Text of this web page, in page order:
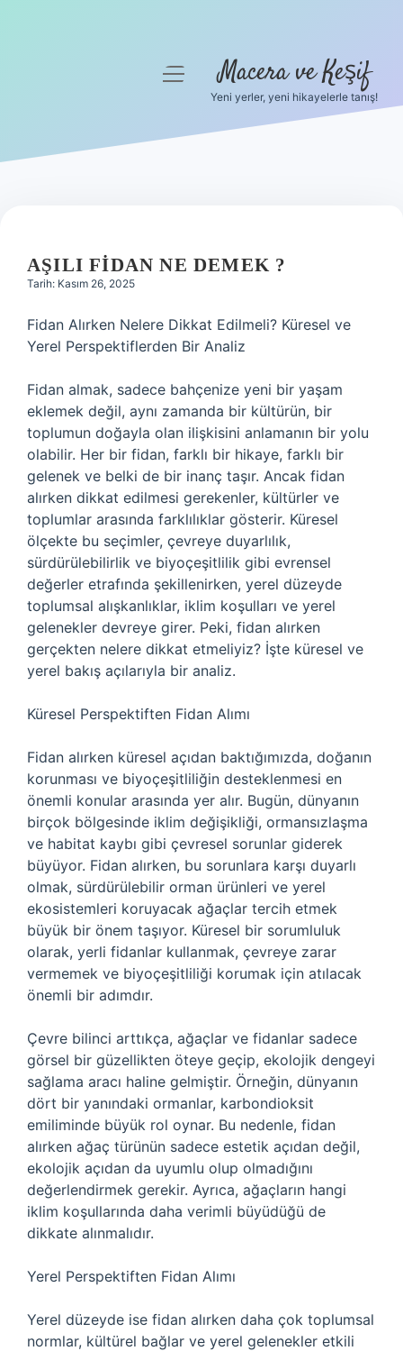
Hakkımızda
menüyüMacera ve Keşif
Yeni yerler, yeni hikayelerle tanış!
AŞILI FIDAN NE DEMEK ?
Tarih: Kasım 26, 2025
Fidan Alırken Nelere Dikkat Edilmeli? Küresel ve
Yerel Perspektiflerden Bir Analiz
Fidan almak, sadece bahçenize yeni bir yaşam
eklemek değil, aynı zamanda bir kültürün, bir
toplumun doğayla olan ilişkisini anlamanın bir yolu
olabilir. Her bir fidan, farklı bir hikaye, farklı bir
gelenek ve belki de bir inanç taşır. Ancak fidan
alırken dikkat edilmesi gerekenler, kültürler ve
toplumlar arasında farklılıklar gösterir. Küresel
ölçekte bu seçimler, çevreye duyarlılık,
sürdürülebilirlik ve biyoçeşitlilik gibi evrensel
değerler etrafında şekillenirken, yerel düzeyde
toplumsal alışkanlıklar, iklim koşulları ve yerel
gelenekler devreye girer. Peki, fidan alırken
gerçekten nelere dikkat etmeliyiz? İşte küresel ve
yerel bakış açılarıyla bir analiz.
Küresel Perspektiften Fidan Alımı
Fidan alırken küresel açıdan baktığımızda, doğanın
korunması ve biyoçeşitliliğin desteklenmesi en
önemli konular arasında yer alır. Bugün, dünyanın
birçok bölgesinde iklim değişikliği, ormansızlaşma
ve habitat kaybı gibi çevresel sorunlar giderek
büyüyor. Fidan alırken, bu sorunlara karşı duyarlı
olmak, sürdürülebilir orman ürünleri ve yerel
ekosistemleri koruyacak ağaçlar tercih etmek
büyük bir önem taşıyor. Küresel bir sorumluluk
olarak, yerli fidanlar kullanmak, çevreye zarar
vermemek ve biyoçeşitliliği korumak için atılacak
önemli bir adımdır.
Çevre bilinci arttıkça, ağaçlar ve fidanlar sadece
görsel bir güzellikten öteye geçip, ekolojik dengeyi
sağlama aracı haline gelmiştir. Örneğin, dünyanın
dört bir yanındaki ormanlar, karbondioksit
emiliminde büyük rol oynar. Bu nedenle, fidan
alırken ağaç türünün sadece estetik açıdan değil,
ekolojik açıdan da uyumlu olup olmadığını
değerlendirmek gerekir. Ayrıca, ağaçların hangi
iklim koşullarında daha verimli büyüdüğü de
dikkate alınmalıdır.
Yerel Perspektiften Fidan Alımı
Yerel düzeyde ise fidan alırken daha çok toplumsal
normlar, kültürel bağlar ve yerel gelenekler etkili